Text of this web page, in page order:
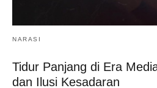
NARASI
Tidur Panjang di Era
dan Ilusi Kesadaran